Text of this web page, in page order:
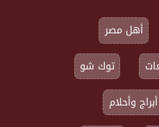
أهل مصر
توك شو
أبراج وأحلام